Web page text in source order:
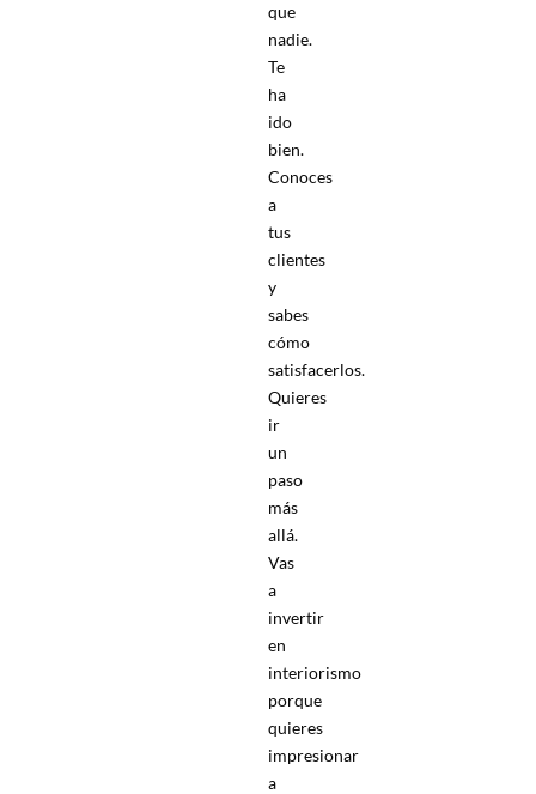
que
nadie.
Te
ha
ido
bien.
Conoces
a
tus
clientes
y
sabes
cómo
satisfacerlos.
Quieres
ir
un
paso
más
allá.
Vas
a
invertir
en
interiorismo
porque
quieres
impresionar
a